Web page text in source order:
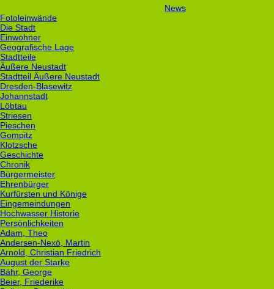
News
Fotoleinwände
Die Stadt
Einwohner
Geografische Lage
Stadtteile
Äußere Neustadt
Stadtteil Äußere Neustadt
Dresden-Blasewitz
Johannstadt
Löbtau
Striesen
Pieschen
Gompitz
Klotzsche
Geschichte
Chronik
Bürgermeister
Ehrenbürger
Kurfürsten und Könige
Eingemeindungen
Hochwasser Historie
Persönlichkeiten
Adam, Theo
Andersen-Nexö, Martin
Arnold, Christian Friedrich
August der Starke
Bähr, George
Beier, Friederike